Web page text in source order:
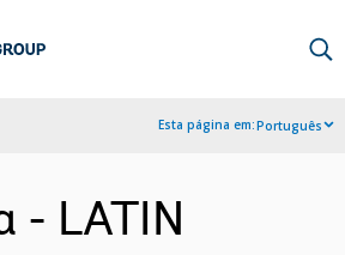
Esta página em:Português
- LATIN